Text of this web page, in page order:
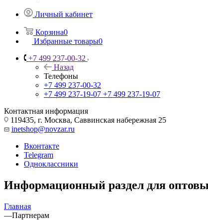
Личный кабинет
Корзина0
Избранные товары0
+7 499 237-00-32
Назад
Телефоны
+7 499 237-00-32
+7 499 237-19-07 +7 499 237-19-07
Контактная информация
119435, г. Москва, Саввинская набережная 25
inetshop@novzar.ru
Вконтакте
Telegram
Одноклассники
Информационный раздел для
Главная
—Партнерам